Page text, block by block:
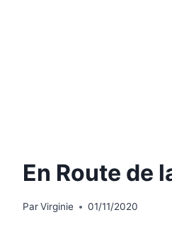
En Route de
ParVirginie 01/11/2020